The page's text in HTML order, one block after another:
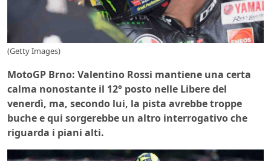
(Getty Images)
MotoGP Brno: Valentino Rossi mantiene una certa
calma nonostante il 12° posto nelle Libere del
venerdì, ma, secondo lui, la pista avrebbe troppe
buche e qui sorgerebbe un altro interrogativo che
riguarda i piani alti.